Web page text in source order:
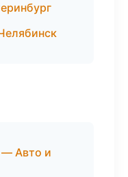
— Авто и